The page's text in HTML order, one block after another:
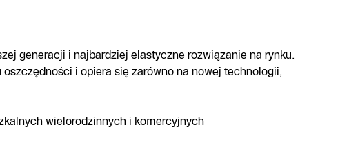
generacji i najbardziej elastyczne rozwiązanie na rynku.
i opiera się zarówno na nowej technologii,
wielorodzinnych i komercyjnych